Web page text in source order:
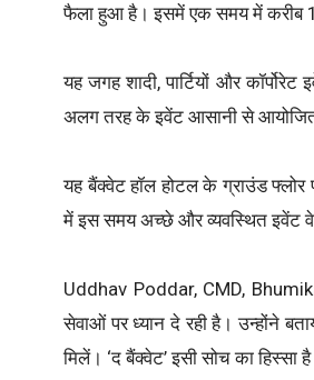
फैला हुआ है। इसमें एक समय में करीब
यह जगह शादी, पार्टियों और
अलग तरह के इवेंट आसानी से
यह बैंक्वेट हॉल होटल के ग्राउंड
में इस समय अच्छे और व्यवस्थित इवेंट
Uddhav Poddar, CMD,
सेवाओं पर ध्यान दे रही है। उन्होंने
मिलें। ‘द बैंक्वेट’ इसी सोच का हिस्सा